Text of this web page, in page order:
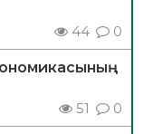
44 0
51 0